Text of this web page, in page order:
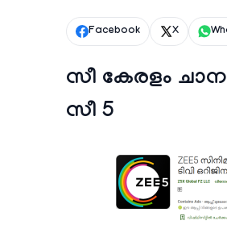
Facebook X
സീ കേരളം
സീ 5